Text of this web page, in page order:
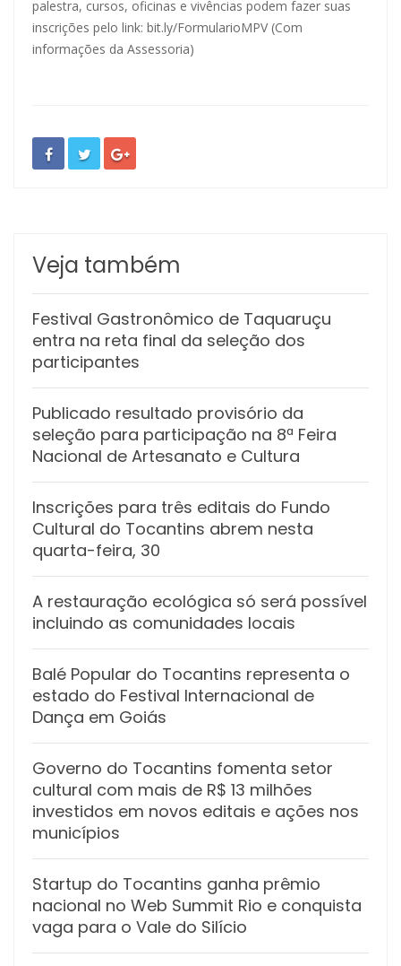
palestra, cursos, oficinas e vivências podem fazer suas
inscrições pelo link: bit.ly/FormularioMPV (Com
informações da Assessoria)
Veja também
Festival Gastronômico de Taquaruçu
entra na reta final da seleção dos
participantes
Publicado resultado provisório da
seleção para participação na 8ª Feira
Nacional de Artesanato e Cultura
Inscrições para três editais do Fundo
Cultural do Tocantins abrem nesta
quarta-feira, 30
A restauração ecológica só será possível
incluindo as comunidades locais
Balé Popular do Tocantins representa o
estado do Festival Internacional de
Dança em Goiás
Governo do Tocantins fomenta setor
cultural com mais de R$ 13 milhões
investidos em novos editais e ações nos
municípios
Startup do Tocantins ganha prêmio
nacional no Web Summit Rio e conquista
vaga para o Vale do Silício